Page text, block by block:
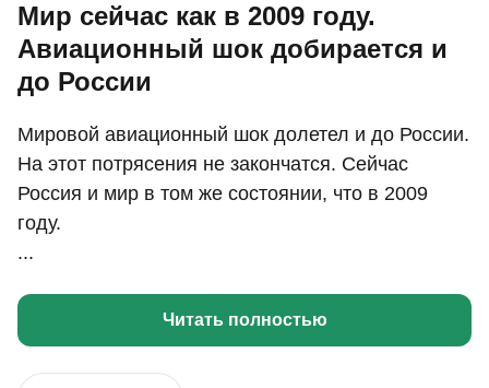
Мир сейчас как в 2009 году.
Авиационный шок добирается и
до России
Мировой авиационный шок долетел и до России.
На этот потрясения не закончатся. Сейчас
Россия и мир в том же состоянии, что в 2009
году.
...
Читать полностью